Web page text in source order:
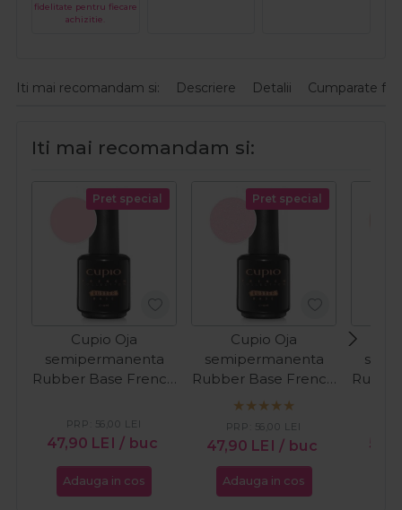
fidelitate pentru fiecare
achizitie.
Iti mai recomandam si: Descriere Detalii Cumparate
Iti mai recomandam si:
Pret special
Cupio Oja
semipermanenta
Rubber Base French
15ml
47,90 LEI / buc
PRP: 56,00 LEI
Adauga in cos
Pret special
Cupio Oja
semipermanenta
Rubber Base French
Collection - Blush
47,90 LEI / buc
PRP: 56,00 LEI
Adauga in cos